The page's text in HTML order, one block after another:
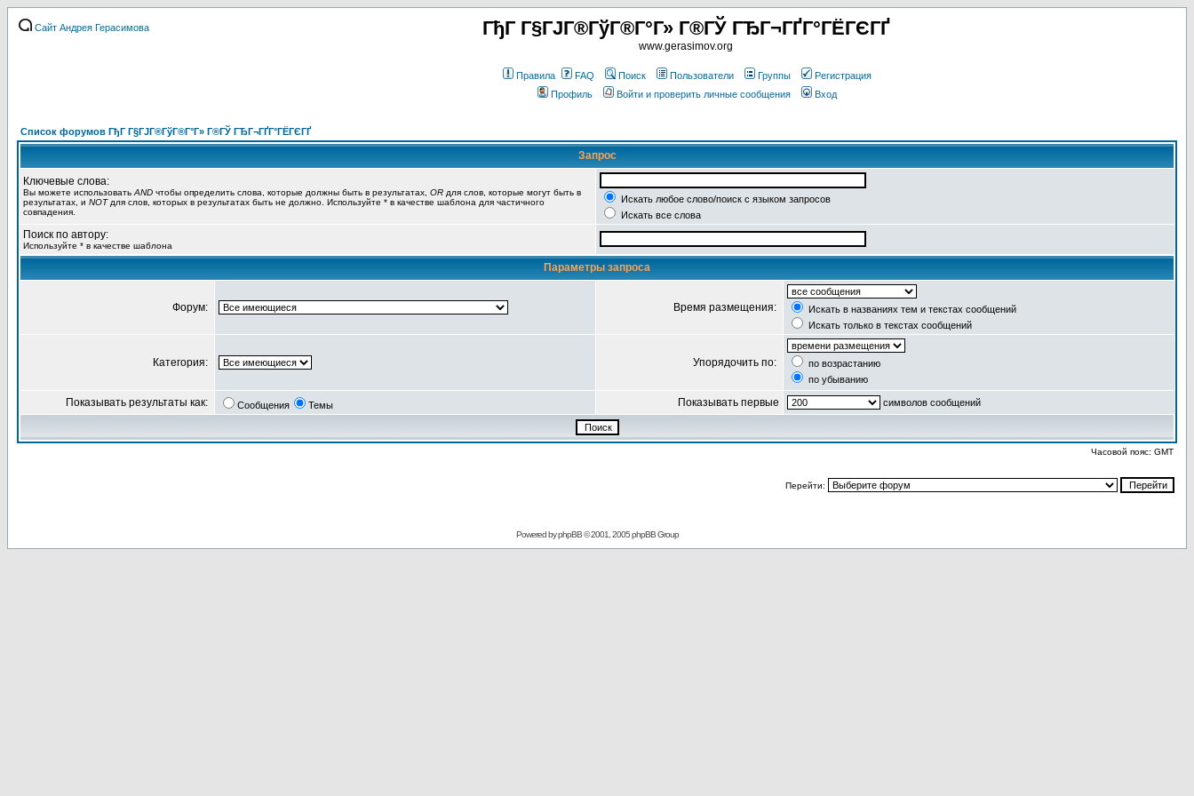
Сайт Андрея Герасимова ГђГ Г§ГЈГ®ГўГ®Г°Г» Г®ГЎ ГЂГ¬ГҐГ°ГЁГЄГҐ
www.gerasimov.org
Правила FAQ Поиск Пользователи Группы
Регистрация
Профиль
Войти и проверить личные сообщения Вход
Список форумов ГђГ Г§ГЈГ®ГўГ®Г°Г» Г®ГЎ ГЂГ¬ГҐГ°ГЁГЄГҐ
Запрос
Ключевые слова:
Вы можете использовать AND чтобы определить слова, которые должны быть в результатах, OR для слов, которые могут быть в
результатах, и NOTдля слов, которых в результатах быть не должно. Используйте * в качестве шаблона для частичного
совпадения.
Искать любое слово/поиск с языком запросов
Искать все слова
Поиск по автору:
Используйте * в качестве шаблона
Параметры запроса
Форум: Время размещения:
Искать в названиях тем и текстах сообщений
Искать только в текстах сообщений
Категория: Упорядочить по:
по возрастанию
по убыванию
Показывать результаты как: Сообщения Темы Показывать первые символов сообщений
Часовой пояс: GMT
Перейти:
Powered byphpBB© 2001, 2005 phpBB Group